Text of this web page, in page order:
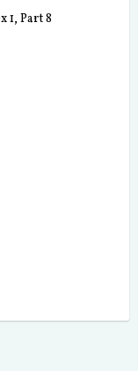
1, Part 8